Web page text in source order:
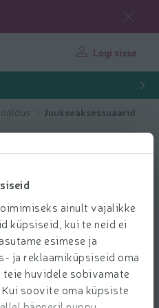
ainult vajalikke
küpsiseid, kui te neid ei
esimese ja
ja reklaamiküpsiseid oma
huvidele sobivamate
soovite oma küpsiste
Logi sisse
Juukseaksessuaarid